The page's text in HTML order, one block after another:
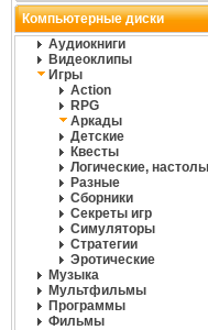
Компьютерные диски
Аудиокниги
Видеоклипы
Игры
Action
RPG
Аркады
Детские
Квесты
Логические,
Разные
Сборники
Секреты игр
Симуляторы
Стратегии
Эротические
Музыка
Мультфильмы
Программы
Фильмы